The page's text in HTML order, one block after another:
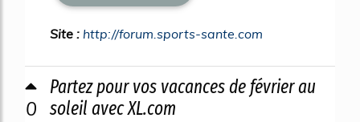
Site : http://forum.sports-sante.com
0
Partez pour vos vacances de février au
soleil avec XL.com